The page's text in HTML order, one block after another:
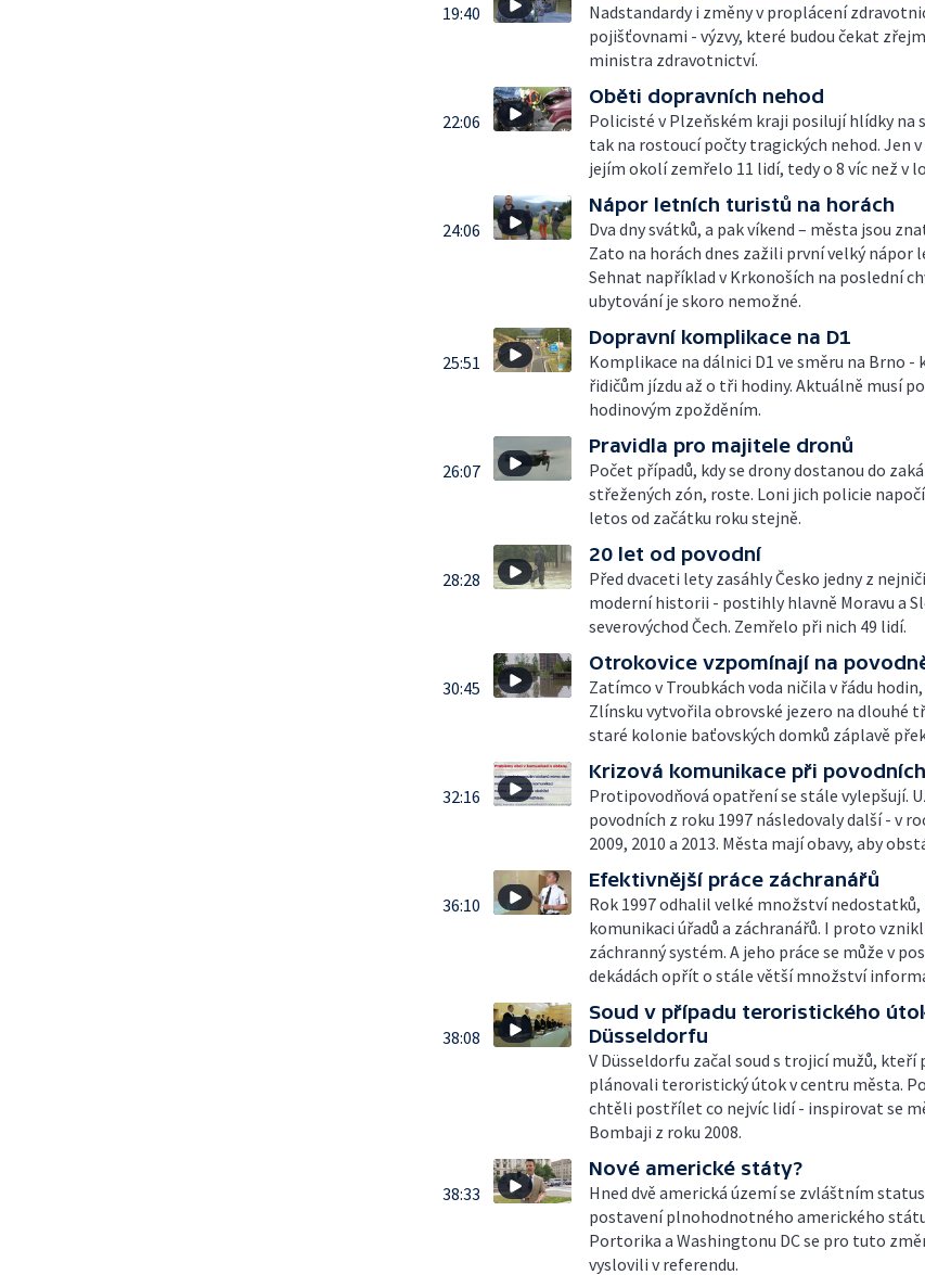
19:40
Nadstandardy i změny v proplácení
pojišťovnami - výzvy, které budou čekat
ministra zdravotnictví.
22:06
Oběti dopravních nehod
Policisté v Plzeňském kraji posilují hlídky na
tak na rostoucí počty tragických nehod. Jen v
jejím okolí zemřelo 11 lidí, tedy o 8 víc než v
24:06
Nápor letních turistů na horách
Dva dny svátků, a pak víkend – města jsou
Zato na horách dnes zažili první velký nápor
Sehnat například v Krkonoších na poslední
ubytování je skoro nemožné.
25:51
Dopravní komplikace na D1
Komplikace na dálnici D1 ve směru na Brno
řidičům jízdu až o tři hodiny. Aktuálně musí
hodinovým zpožděním.
26:07
Pravidla pro majitele dronů
Počet případů, kdy se drony dostanou do
střežených zón, roste. Loni jich policie
letos od začátku roku stejně.
28:28
20 let od povodní
Před dvaceti lety zasáhly Česko jedny z
moderní historii - postihly hlavně Moravu a
severovýchod Čech. Zemřelo při nich 49 lidí.
30:45
Otrokovice vzpomínají na
Zatímco v Troubkách voda ničila v řádu
Zlínsku vytvořila obrovské jezero na dlouhé
staré kolonie baťovských domků záplavě
32:16
Krizová komunikace při povodních
Protipovodňová opatření se stále vylepšují.
povodních z roku 1997 následovaly další - v
2009, 2010 a 2013. Města mají obavy, aby
36:10
Efektivnější práce záchranářů
Rok 1997 odhalil velké množství nedostatků,
komunikaci úřadů a záchranářů. I proto
záchranný systém. A jeho práce se může v
dekádách opřít o stále větší množství
38:08
Soud v případu teroristického
Düsseldorfu
V Düsseldorfu začal soud s trojicí mužů, kteří
plánovali teroristický útok v centru města.
chtěli postřílet co nejvíc lidí - inspirovat se
Bombaji z roku 2008.
38:33
Nové americké státy?
Hned dvě americká území se zvláštním
postavení plnohodnotného amerického
Portorika a Washingtonu DC se pro tuto
vyslovili v referendu.